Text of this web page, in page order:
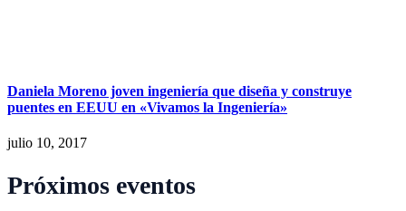
Daniela Moreno joven ingeniería que diseña y construye
puentes en EEUU en «Vivamos la Ingeniería»
julio 10, 2017
Próximos eventos